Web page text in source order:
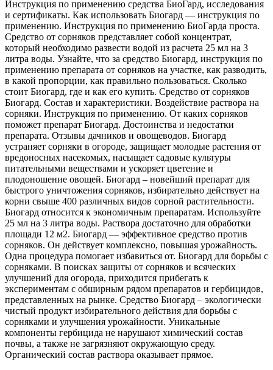
Инструкция по применению средства БиоГард, исследования
и сертификаты. Как использовать Биогард — инструкция по
применению. Инструкция по применению БиоГарда проста.
Средство от сорняков представляет собой концентрат,
который необходимо развести водой из расчета 25 мл на 3
литра воды. Узнайте, что за средство Биогард, инструкция по
применению препарата от сорняков на участке, как разводить,
в какой пропорции, как правильно пользоваться. Сколько
стоит Биогард, где и как его купить. Средство от сорняков
Биогард. Состав и характеристики. Воздействие раствора на
сорняки. Инструкция по применению. От каких сорняков
поможет препарат Биогард. Достоинства и недостатки
препарата. Отзывы дачников и овощеводов. Биогард
устраняет сорняки в огороде, защищает молодые растения от
вредоносных насекомых, насыщает садовые культуры
питательными веществами и ускоряет цветение и
плодоношение овощей. Биогард – новейший препарат для
быстрого уничтожения сорняков, избирательно действует на
корни свыше 400 различных видов сорной растительности.
Биогард относится к экономичным препаратам. Используйте
25 мл на 3 литра воды. Раствора достаточно для обработки
площади 12 м2. Биогард — эффективное средство против
сорняков. Он действует комплексно, повышая урожайность.
Одна процедура помогает избавиться от. Биогард для борьбы с
сорняками. В поисках защиты от сорняков и всяческих
улучшений для огорода, приходится прибегать к
экспериментам с обширным рядом препаратов и гербицидов,
представленных на рынке. Средство Биогард – экологически
чистый продукт избирательного действия для борьбы с
сорняками и улучшения урожайности. Уникальные
компоненты гербицида не нарушают химический состав
почвы, а также не загрязняют окружающую среду.
Органический состав раствора оказывает прямое.